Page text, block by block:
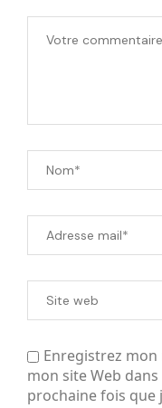
Enregistrez
mon site Web
prochaine fois que